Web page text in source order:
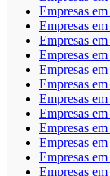
Empresas
Empresas
Empresas
Empresas
Empresas
Empresas
Empresas
Empresas
Empresas
Empresas
Empresas
Empresas